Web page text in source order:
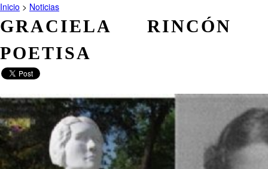
Inicio > Noticias
GRACIELA RINCÓN
POETISA